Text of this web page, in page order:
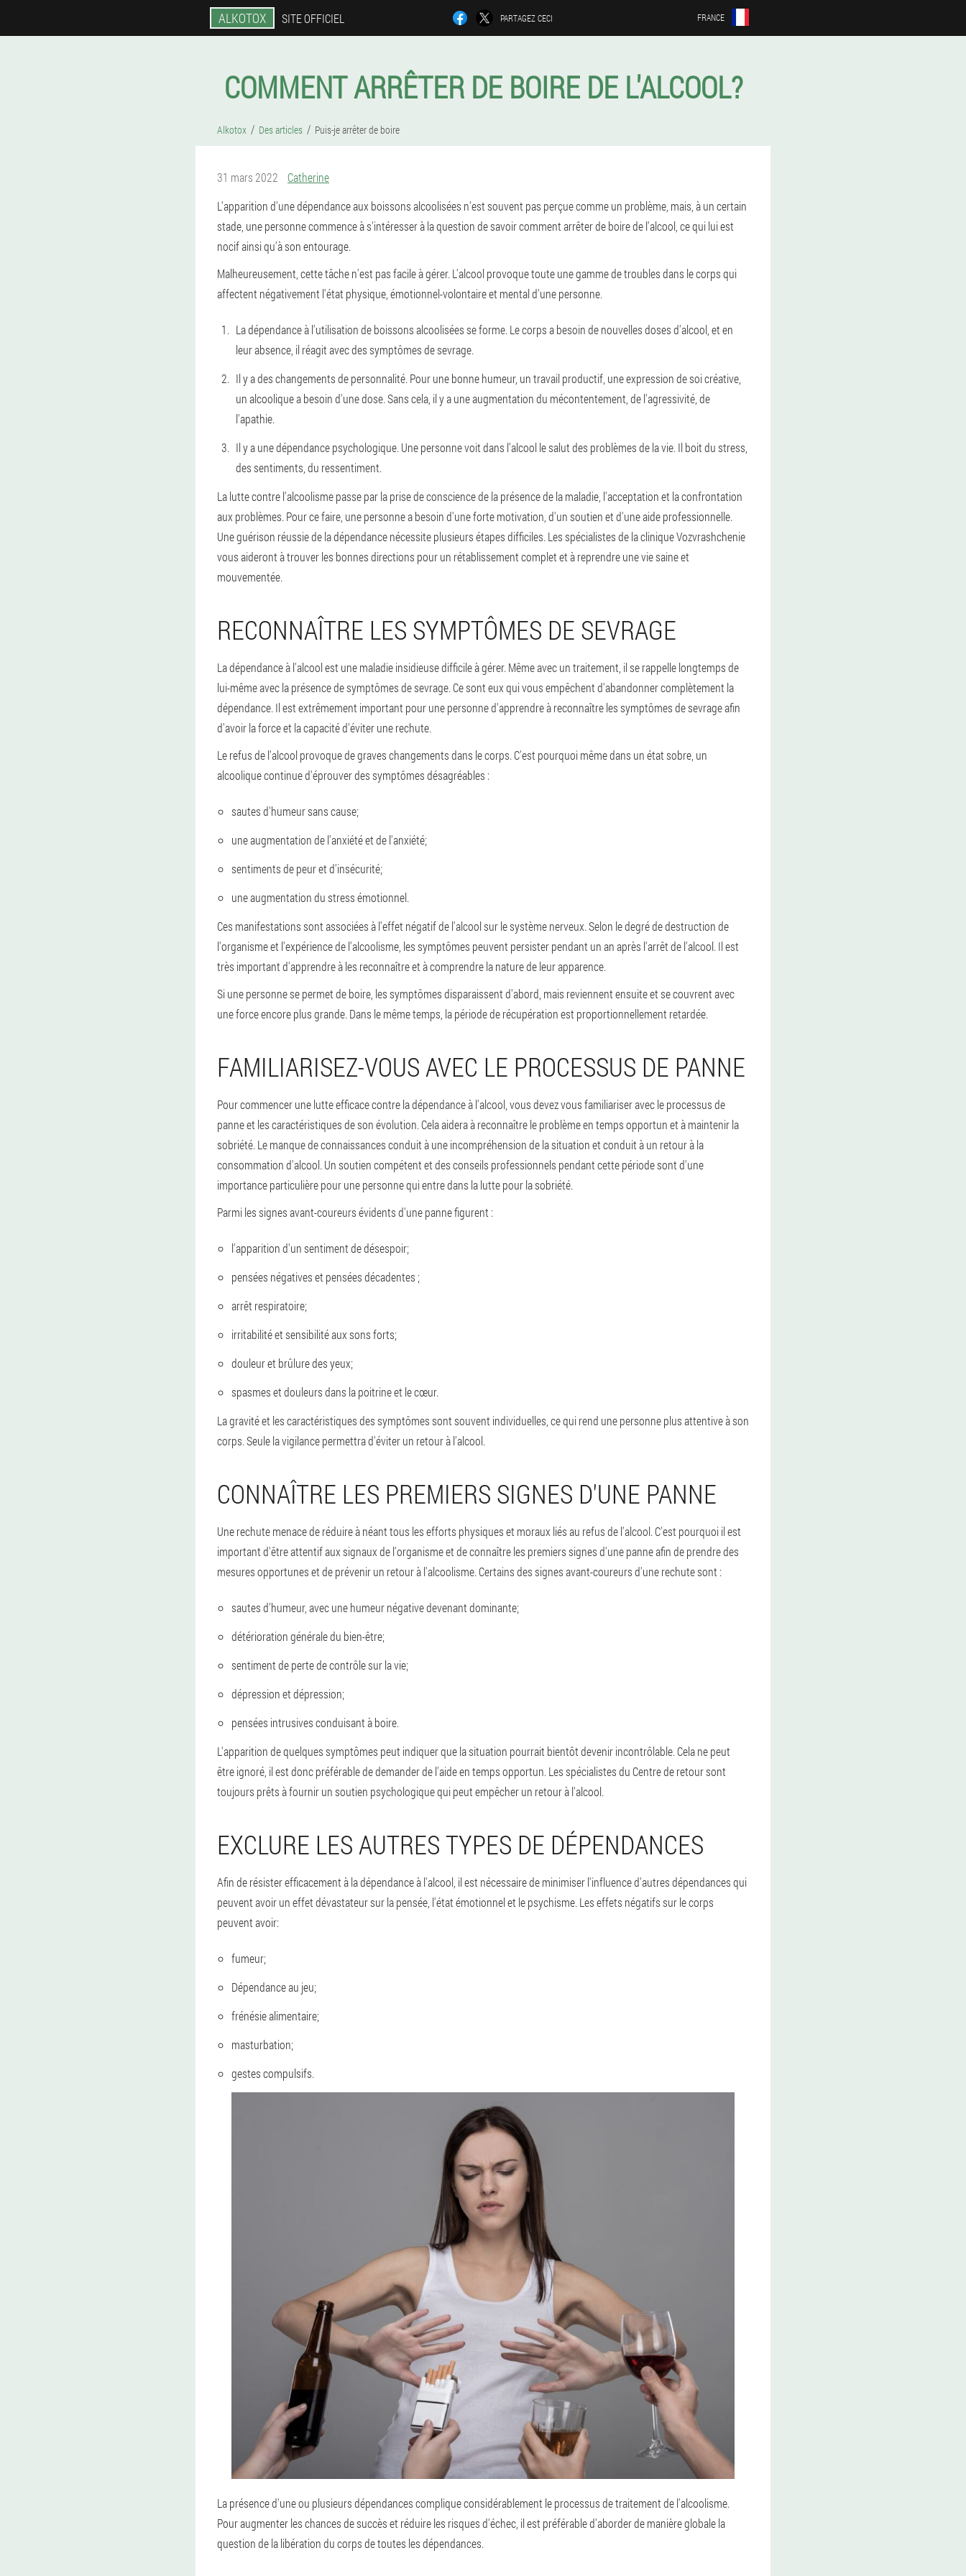
ALKOTOX SITE OFFICIEL PARTAGEZ CECI FRANCE
COMMENT ARRÊTER DE BOIRE DE L'ALCOOL?
Alkotox Des articles Puis-je arrêter de boire
31 mars 2022
Catherine
L'apparition d'une dépendance aux boissons alcoolisées n'est souvent pas perçue comme un problème, mais, à un certain
stade, une personne commence à s'intéresser à la question de savoir comment arrêter de boire de l'alcool, ce qui lui est
nocif ainsi qu'à son entourage.
Malheureusement, cette tâche n'est pas facile à gérer. L'alcool provoque toute une gamme de troubles dans le corps qui
affectent négativement l'état physique, émotionnel-volontaire et mental d'une personne.
La dépendance à l'utilisation de boissons alcoolisées se forme. Le corps a besoin de nouvelles doses d'alcool, et en
leur absence, il réagit avec des symptômes de sevrage.
Il y a des changements de personnalité. Pour une bonne humeur, un travail productif, une expression de soi créative,
un alcoolique a besoin d'une dose. Sans cela, il y a une augmentation du mécontentement, de l'agressivité, de
l'apathie.
Il y a une dépendance psychologique. Une personne voit dans l'alcool le salut des problèmes de la vie. Il boit du stress,
des sentiments, du ressentiment.
La lutte contre l'alcoolisme passe par la prise de conscience de la présence de la maladie, l'acceptation et la confrontation
aux problèmes. Pour ce faire, une personne a besoin d'une forte motivation, d'un soutien et d'une aide professionnelle.
Une guérison réussie de la dépendance nécessite plusieurs étapes difficiles. Les spécialistes de la clinique Vozvrashchenie
vous aideront à trouver les bonnes directions pour un rétablissement complet et à reprendre une vie saine et
mouvementée.
RECONNAÎTRE LES SYMPTÔMES DE SEVRAGE
La dépendance à l'alcool est une maladie insidieuse difficile à gérer. Même avec un traitement, il se rappelle longtemps de
lui-même avec la présence de symptômes de sevrage. Ce sont eux qui vous empêchent d'abandonner complètement la
dépendance. Il est extrêmement important pour une personne d'apprendre à reconnaître les symptômes de sevrage afin
d'avoir la force et la capacité d'éviter une rechute.
Le refus de l'alcool provoque de graves changements dans le corps. C'est pourquoi même dans un état sobre, un
alcoolique continue d'éprouver des symptômes désagréables :
sautes d'humeur sans cause;
une augmentation de l'anxiété et de l'anxiété;
sentiments de peur et d'insécurité;
une augmentation du stress émotionnel.
Ces manifestations sont associées à l'effet négatif de l'alcool sur le système nerveux. Selon le degré de destruction de
l'organisme et l'expérience de l'alcoolisme, les symptômes peuvent persister pendant un an après l'arrêt de l'alcool. Il est
très important d'apprendre à les reconnaître et à comprendre la nature de leur apparence.
Si une personne se permet de boire, les symptômes disparaissent d'abord, mais reviennent ensuite et se couvrent avec
une force encore plus grande. Dans le même temps, la période de récupération est proportionnellement retardée.
FAMILIARISEZ-VOUS AVEC LE PROCESSUS DE PANNE
Pour commencer une lutte efficace contre la dépendance à l'alcool, vous devez vous familiariser avec le processus de
panne et les caractéristiques de son évolution. Cela aidera à reconnaître le problème en temps opportun et à maintenir la
sobriété. Le manque de connaissances conduit à une incompréhension de la situation et conduit à un retour à la
consommation d'alcool. Un soutien compétent et des conseils professionnels pendant cette période sont d'une
importance particulière pour une personne qui entre dans la lutte pour la sobriété.
Parmi les signes avant-coureurs évidents d'une panne figurent :
l'apparition d'un sentiment de désespoir;
pensées négatives et pensées décadentes ;
arrêt respiratoire;
irritabilité et sensibilité aux sons forts;
douleur et brûlure des yeux;
spasmes et douleurs dans la poitrine et le cœur.
La gravité et les caractéristiques des symptômes sont souvent individuelles, ce qui rend une personne plus attentive à son
corps. Seule la vigilance permettra d'éviter un retour à l'alcool.
CONNAÎTRE LES PREMIERS SIGNES D'UNE PANNE
Une rechute menace de réduire à néant tous les efforts physiques et moraux liés au refus de l'alcool. C'est pourquoi il est
important d'être attentif aux signaux de l'organisme et de connaître les premiers signes d'une panne afin de prendre des
mesures opportunes et de prévenir un retour à l'alcoolisme. Certains des signes avant-coureurs d'une rechute sont :
sautes d'humeur, avec une humeur négative devenant dominante;
détérioration générale du bien-être;
sentiment de perte de contrôle sur la vie;
dépression et dépression;
pensées intrusives conduisant à boire.
L'apparition de quelques symptômes peut indiquer que la situation pourrait bientôt devenir incontrôlable. Cela ne peut
être ignoré, il est donc préférable de demander de l'aide en temps opportun. Les spécialistes du Centre de retour sont
toujours prêts à fournir un soutien psychologique qui peut empêcher un retour à l'alcool.
EXCLURE LES AUTRES TYPES DE DÉPENDANCES
Afin de résister efficacement à la dépendance à l'alcool, il est nécessaire de minimiser l'influence d'autres dépendances qui
peuvent avoir un effet dévastateur sur la pensée, l'état émotionnel et le psychisme. Les effets négatifs sur le corps
peuvent avoir:
fumeur;
Dépendance au jeu;
frénésie alimentaire;
masturbation;
gestes compulsifs.
La présence d'une ou plusieurs dépendances complique considérablement le processus de traitement de l'alcoolisme.
Pour augmenter les chances de succès et réduire les risques d'échec, il est préférable d'aborder de manière globale la
question de la libération du corps de toutes les dépendances.